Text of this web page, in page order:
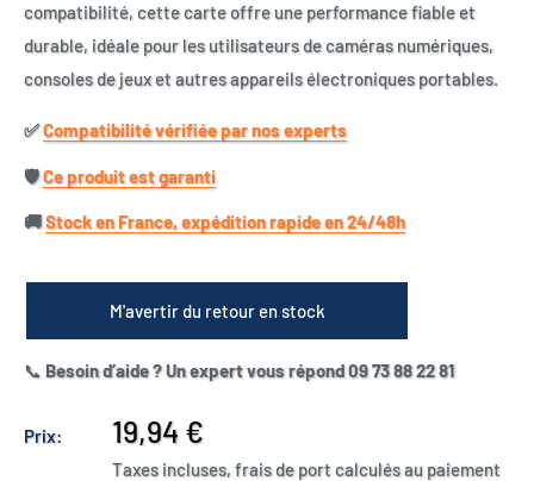
compatibilité, cette carte offre une performance fiable et
durable, idéale pour les utilisateurs de caméras numériques,
consoles de jeux et autres appareils électroniques portables.
✅​Compatibilité vérifiée par nos experts
🛡️​Ce produit est garanti
🚚​Stock en France, expédition rapide en 24/48h
M'avertir du retour en stock
📞 Besoin d’aide ? Un expert vous répond 09 73 88 22 81
Prix:
Prix
réduit
19,94 €
Taxes incluses, frais de port calculés au paiement